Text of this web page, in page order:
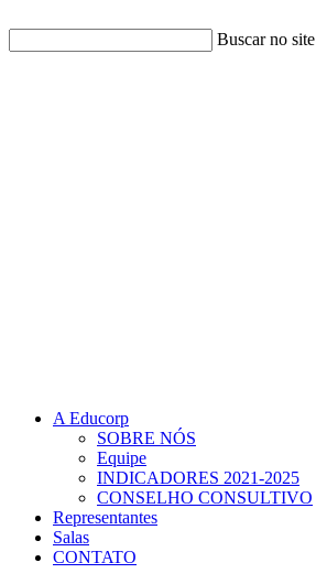
Buscar no site
A Educorp
SOBRE NÓS
Equipe
INDICADORES 2021-2025
CONSELHO CONSULTIVO
Representantes
Salas
CONTATO